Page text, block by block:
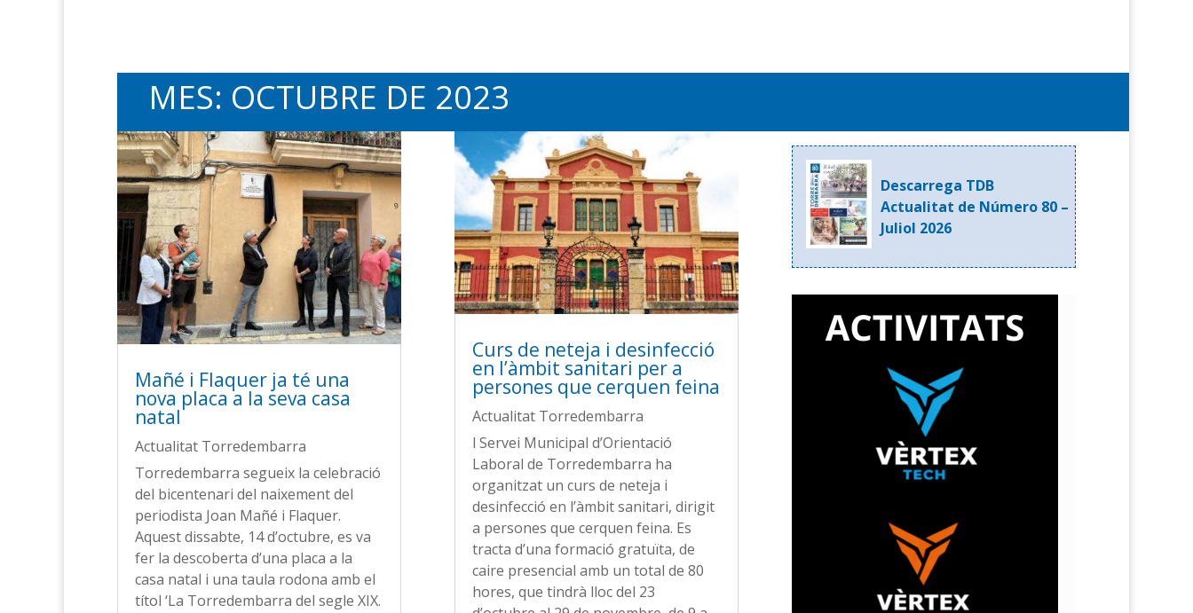
MES: OCTUBRE DE 2023
Mañé i Flaquer ja té una
nova placa a la seva casa
natal
Actualitat Torredembarra
Torredembarra segueix la celebració
del bicentenari del naixement del
periodista Joan Mañé i Flaquer.
Aquest dissabte, 14 d’octubre, es va
fer la descoberta d’una placa a la
casa natal i una taula rodona amb el
títol ‘La Torredembarra del segle XIX.
Curs de neteja i desinfecció
en l’àmbit sanitari per a
persones que cerquen feina
Actualitat Torredembarra
l Servei Municipal d’Orientació
Laboral de Torredembarra ha
organitzat un curs de neteja i
desinfecció en l’àmbit sanitari, dirigit
a persones que cerquen feina. Es
tracta d’una formació gratuïta, de
caire presencial amb un total de 80
hores, que tindrà lloc del 23
Descarrega TDB
Actualitat de Número 80 –
Juliol 2026